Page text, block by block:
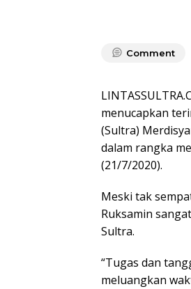
Comment
menucapkan
(Sultra)
dalam rangka
(21/7/2020).
Meski tak
Ruksamin
Sultra.
“Tugas dan
meluangkan